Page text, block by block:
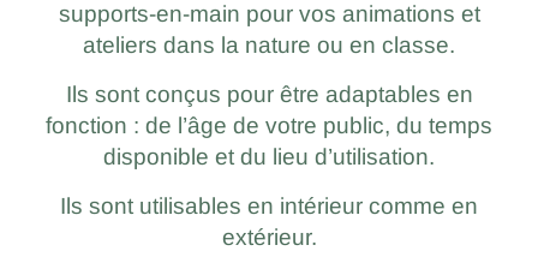
supports-en-main pour vos animations et
ateliers dans la nature ou en classe.
Ils sont conçus pour être adaptables en
fonction : de l’âge de votre public, du temps
disponible et du lieu d’utilisation.
Ils sont utilisables en intérieur comme en
extérieur.